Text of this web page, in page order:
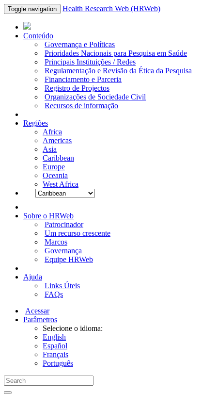
Toggle navigation Health Research Web (HRWeb)
Conteúdo
Governança e Políticas
Prioridades Nacionais para Pesquisa em Saúde
Principais Instituições / Redes
Regulamentação e Revisão da Ética da Pesquisa
Financiamento e Parceria
Registro de Projectos
Organizações de Sociedade Civil
Recursos de informação
Regiões
Africa
Americas
Asia
Caribbean
Europe
Oceania
West Africa
Sobre o HRWeb
Patrocinador
Um recurso crescente
Marcos
Governança
Equipe HRWeb
Ajuda
Links Úteis
FAQs
Acessar
Parâmetros
Selecione o idioma:
English
Español
Français
Português